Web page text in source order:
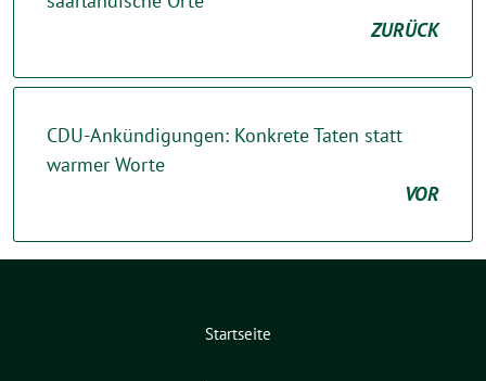
ZURÜCK
CDU-Ankündigungen: Konkrete Taten statt
warmer Worte
VOR
Startseite